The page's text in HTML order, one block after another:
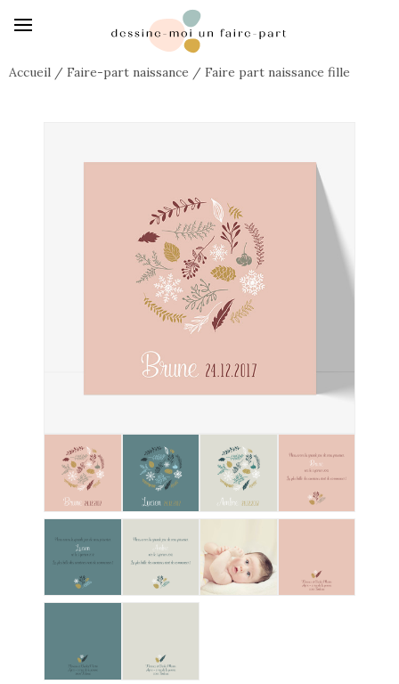
Accueil / Faire-part naissance / Faire part naissance fille